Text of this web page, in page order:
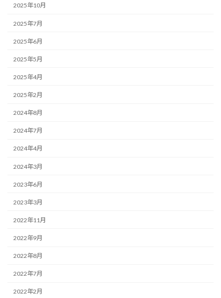
2025年10月
2025年7月
2025年6月
2025年5月
2025年4月
2025年2月
2024年8月
2024年7月
2024年4月
2024年3月
2023年6月
2023年3月
2022年11月
2022年9月
2022年8月
2022年7月
2022年2月